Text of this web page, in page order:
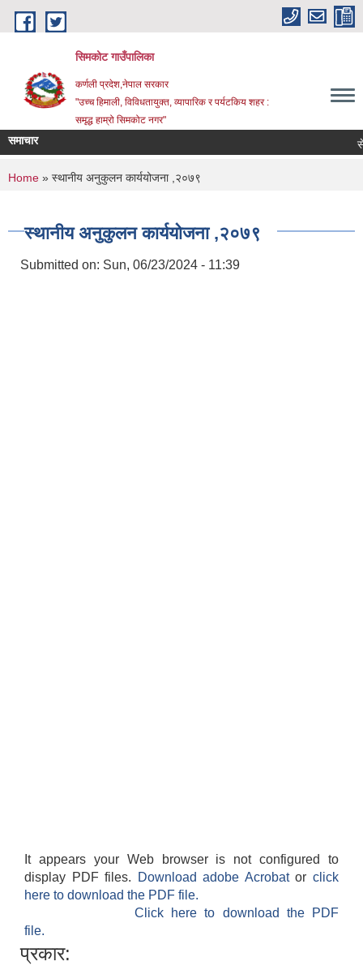
Skip to main content
सिमकोट गाउँपालिका
कर्णली प्रदेश,नेपाल सरकार
"उच्च हिमाली, विविधतायुक्त, व्यापारिक र पर्यटकिय शहर :
समृद्ध हाम्रो सिमकोट नगर"
समाचार
You are here
Home » स्थानीय अनुकुलन कार्ययोजना ,२०७९
स्थानीय अनुकुलन कार्ययोजना ,२०७९
Submitted on: Sun, 06/23/2024 - 11:39
It appears your Web browser is not configured to
display PDF files.
Download adobe Acrobatorclick
here to download the PDF file.
Click here to download the PDF
file.
प्रकार: